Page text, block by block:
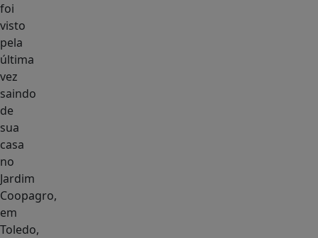
foi
visto
pela
última
vez
saindo
de
sua
casa
no
Jardim
Coopagro,
em
Toledo,